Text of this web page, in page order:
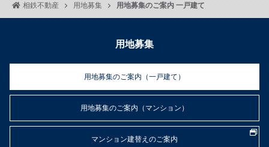
相鉄不動産 用地募集 用地募集のご案内 一戸建て
用地募集
用地募集のご案内（一戸建て）
用地募集のご案内（マンション）
マンション建替えのご案内